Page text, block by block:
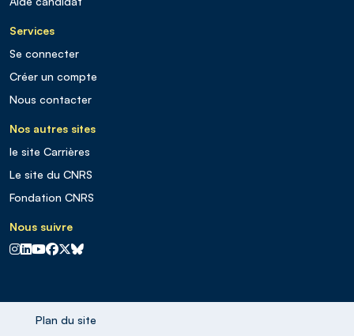
Services
Se connecter
Créer un compte
Nous contacter
Nos autres sites
le site Carrières
Le site du CNRS
Fondation CNRS
Nous suivre
CNRS sur Instagram
CNRS sur Linkedin
CNRS sur Youtube
CNRS sur Facebook
CNRS sur X
CNRS sur Blus sky
Plan du site